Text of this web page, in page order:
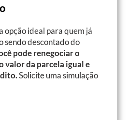
opção ideal para quem já
sendo descontado do
pode renegociar o
valor da parcela igual e
Solicite uma simulação